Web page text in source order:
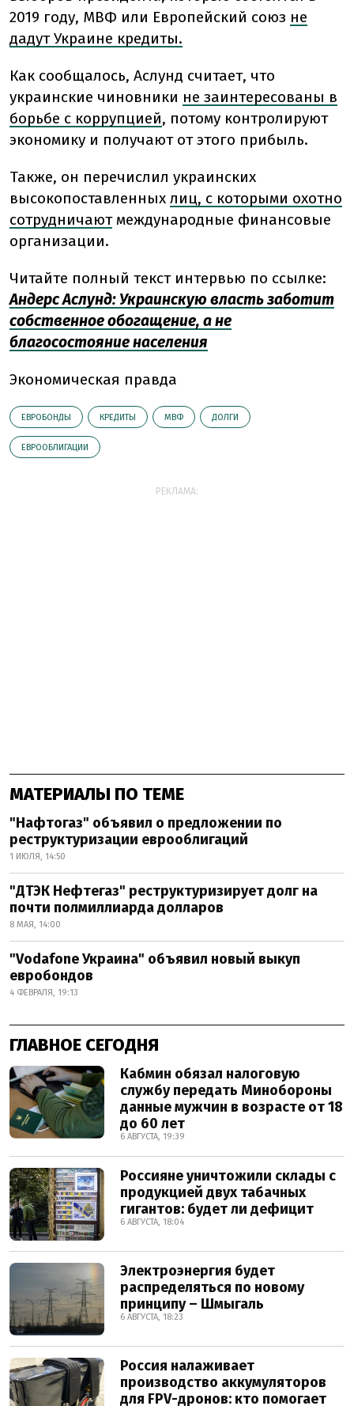
2019 году, МВФ или Европейский союз не
дадут Украине кредиты.
Как сообщалось, Аслунд считает, что
украинские чиновники не заинтересованы в
борьбе с коррупцией, потому контролируют
экономику и получают от этого прибыль.
Также, он перечислил украинских
высокопоставленных лиц, с которыми охотно
сотрудничаютмеждународные финансовые
организации.
Читайте полный текст интервью по ссылке:
Андерс Аслунд: Украинскую власть заботит
собственное обогащение, а не
благосостояние населения
Экономическая правда
ЕВРОБОНДЫ КРЕДИТЫ МВФ ДОЛГИ
ЕВРООБЛИГАЦИИ
РЕКЛАМА:
МАТЕРИАЛЫ ПО ТЕМЕ
"Нафтогаз" объявил о предложении по
реструктуризации еврооблигаций
1 ИЮЛЯ, 14:50
"ДТЭК Нефтегаз" реструктуризирует долг на
почти полмиллиарда долларов
8 МАЯ, 14:00
"Vodafone Украина" объявил новый выкуп
евробондов
4 ФЕВРАЛЯ, 19:13
ГЛАВНОЕ СЕГОДНЯ
Кабмин обязал налоговую
службу передать Минобороны
данные мужчин в возрасте от 18
до 60 лет
6 АВГУСТА, 19:39
Россияне уничтожили склады с
продукцией двух табачных
гигантов: будет ли дефицит
6 АВГУСТА, 18:04
Электроэнергия будет
распределяться по новому
принципу – Шмыгаль
6 АВГУСТА, 18:23
Россия налаживает
производство аккумуляторов
для FPV-дронов: кто помогает